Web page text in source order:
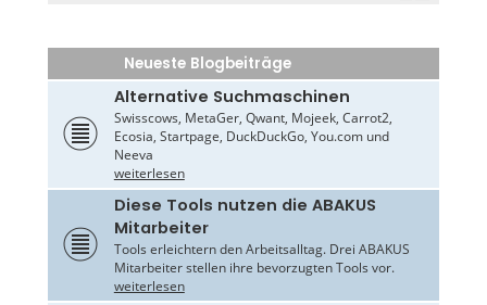
Neueste Blogbeiträge
Alternative Suchmaschinen
Swisscows, MetaGer, Qwant, Mojeek, Carrot2,
Ecosia, Startpage, DuckDuckGo, You.com und
Neeva
weiterlesen
Diese Tools nutzen die ABAKUS
Mitarbeiter
Tools erleichtern den Arbeitsalltag. Drei ABAKUS
Mitarbeiter stellen ihre bevorzugten Tools vor.
weiterlesen